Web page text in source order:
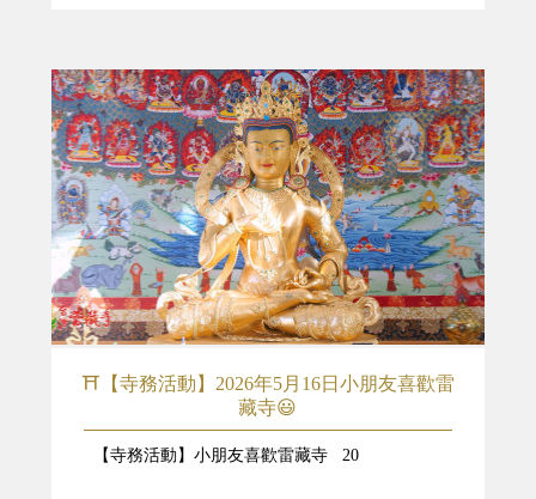
⛩️【寺務活動】2026年5月16日小朋友喜歡雷
藏寺😃
【寺務活動】小朋友喜歡雷藏寺 20